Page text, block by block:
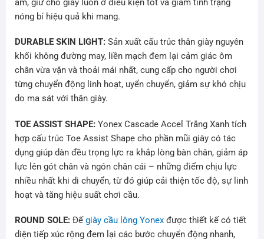
ẩm, giữ cho giày luôn ở điều kiện tốt và giảm tình trạng
nóng bí hiệu quả khi mang.
DURABLE SKIN LIGHT: Sản xuất cấu trúc thân giày nguyên
khối không đường may, liền mạch đem lại cảm giác ôm
chân vừa vặn và thoải mái nhất, cung cấp cho người chơi
từng chuyển động linh hoạt, uyển chuyển, giảm sự khó chịu
do ma sát với thân giày.
TOE ASSIST SHAPE: Yonex Cascade Accel Trắng Xanh tích
hợp cấu trúc Toe Assist Shape cho phần mũi giày có tác
dụng giúp dàn đều trọng lực ra khắp lòng bàn chân, giảm áp
lực lên gót chân và ngón chân cái – những điểm chịu lực
nhiều nhất khi di chuyển, từ đó giúp cải thiện tốc độ, sự linh
hoạt và tăng hiệu suất chơi cầu.
ROUND SOLE:Đếgiày cầu lông Yonexđược thiết kế có tiết
diện tiếp xúc rộng đem lại các bước chuyển động nhanh,